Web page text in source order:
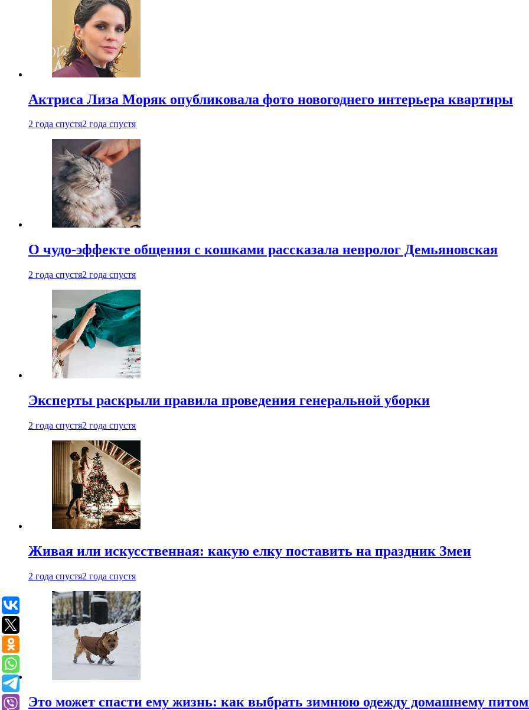
Актриса Лиза Моряк опубликовала фото новогоднего интерьера квартиры
2 года спустя2 года спустя
О чудо-эффекте общения с кошками рассказала невролог Демьяновская
2 года спустя2 года спустя
Эксперты раскрыли правила проведения генеральной уборки
2 года спустя2 года спустя
Живая или искусственная: какую елку поставить на праздник Змеи
2 года спустя2 года спустя
Это может спасти ему жизнь: как выбрать зимнюю одежду домашнему